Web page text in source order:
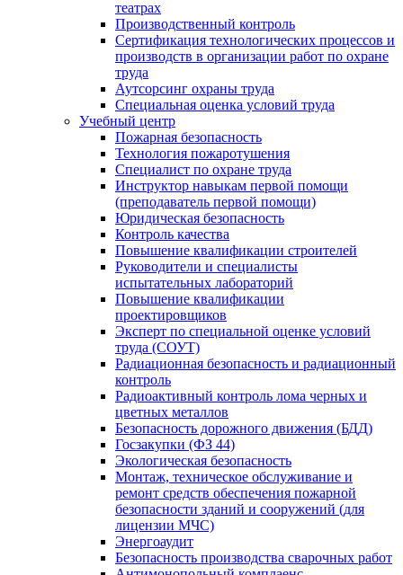
театрах
Производственный контроль
Сертификация технологических процессов и
производств в организации работ по охране
труда
Аутсорсинг охраны труда
Специальная оценка условий труда
Учебный центр
Пожарная безопасность
Технология пожаротушения
Специалист по охране труда
Инструктор навыкам первой помощи
(преподаватель первой помощи)
Юридическая безопасность
Контроль качества
Повышение квалификации строителей
Руководители и специалисты
испытательных лабораторий
Повышение квалификации
проектировщиков
Эксперт по специальной оценке условий
труда (СОУТ)
Радиационная безопасность и радиационный
контроль
Радиоактивный контроль лома черных и
цветных металлов
Безопасность дорожного движения (БДД)
Госзакупки (ФЗ 44)
Экологическая безопасность
Монтаж, техническое обслуживание и
ремонт средств обеспечения пожарной
безопасности зданий и сооружений (для
лицензии МЧС)
Энергоаудит
Безопасность производства сварочных работ